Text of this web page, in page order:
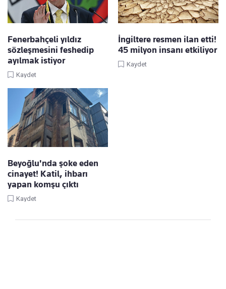
Fenerbahçeli yıldız
sözleşmesini feshedip
ayılmak istiyor
Kaydet
İngiltere resmen ilan etti!
45 milyon insanı etkiliyor
Kaydet
Beyoğlu'nda şoke eden
cinayet! Katil, ihbarı
yapan komşu çıktı
Kaydet